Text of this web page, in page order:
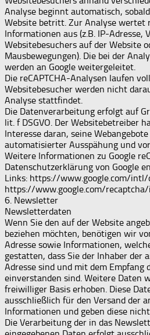
Analyse beginnt automatisch,
Website betritt. Zur Analyse wertet
Informationen aus (z.B. IP-Adresse,
Websitebesuchers auf der Website
Mausbewegungen). Die bei der
werden an Google weitergeleitet.
Die reCAPTCHA-Analysen laufen
Websitebesucher werden nicht
Analyse stattfindet.
Die Datenverarbeitung erfolgt auf
lit. f DSGVO. Der Websitebetreiber
Interesse daran, seine
automatisierter Ausspähung und
Weitere Informationen zu Google
Datenschutzerklärung von Google
Links: https://www.google.com/
https://www.google.com/
6. Newsletter
Newsletterdaten
Wenn Sie den auf der Website
beziehen möchten, benötigen wir
Adresse sowie Informationen,
gestatten, dass Sie der Inhaber der
Adresse sind und mit dem Empfang
einverstanden sind. Weitere Daten
freiwilliger Basis erhoben. Diese
ausschließlich für den Versand der
Informationen und geben diese
Die Verarbeitung der in das